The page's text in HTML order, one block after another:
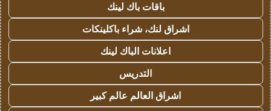
باقات باك لينك
اشراق لنك، شراء باكلينكات
اعلانات الباك لينك
التدريس
اشراق العالم عالم كبير